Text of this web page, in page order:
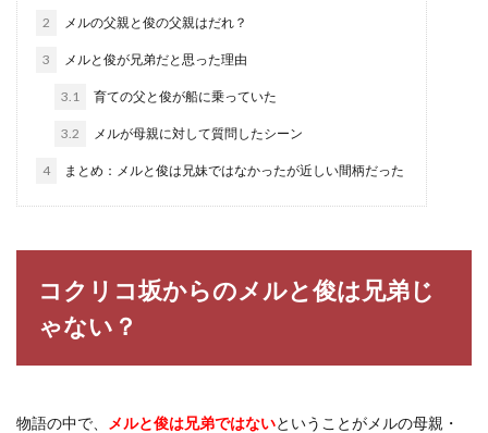
2 メルの父親と俊の父親はだれ？
3 メルと俊が兄弟だと思った理由
3.1 育ての父と俊が船に乗っていた
3.2 メルが母親に対して質問したシーン
4 まとめ：メルと俊は兄妹ではなかったが近しい間柄だった
コクリコ坂からのメルと俊は兄弟じ
ゃない？
物語の中で、 メルと俊は兄弟ではないということがメルの母親・